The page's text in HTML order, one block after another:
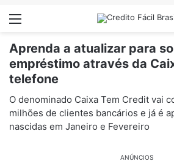
Menu
Aprenda a atualizar para
empréstimo através da
telefone
O denominado Caixa Tem Credit vai
milhões de clientes bancários e já é
nascidas em Janeiro e Fevereiro
ANÚNCIOS